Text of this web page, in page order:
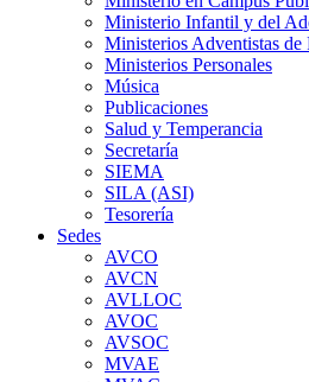
Ministerio Infantil y del
Ministerios Adventistas de
Ministerios Personales
Música
Publicaciones
Salud y Temperancia
Secretaría
SIEMA
SILA (ASI)
Tesorería
Sedes
AVCO
AVCN
AVLLOC
AVOC
AVSOC
MVAE